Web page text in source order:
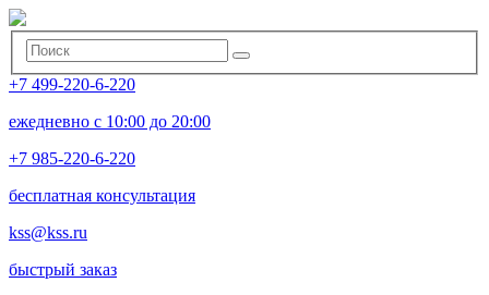
+7 499-220-6-220
ежедневно с 10:00 до 20:00
+7 985-220-6-220
бесплатная консультация
kss@kss.ru
быстрый заказ